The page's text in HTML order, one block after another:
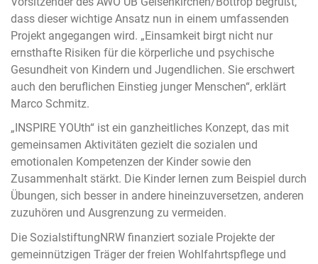
dass dieser wichtige Ansatz nun in einem umfassenden
Projekt angegangen wird. „Einsamkeit birgt nicht nur
ernsthafte Risiken für die körperliche und psychische
Gesundheit von Kindern und Jugendlichen. Sie erschwert
auch den beruflichen Einstieg junger Menschen“, erklärt
Marco Schmitz.
„INSPIRE YOUth“ ist ein ganzheitliches Konzept, das mit
gemeinsamen Aktivitäten gezielt die sozialen und
emotionalen Kompetenzen der Kinder sowie den
Zusammenhalt stärkt. Die Kinder lernen zum Beispiel durch
Übungen, sich besser in andere hineinzuversetzen, anderen
zuzuhören und Ausgrenzung zu vermeiden.
Die SozialstiftungNRW finanziert soziale Projekte der
gemeinnützigen Träger der freien Wohlfahrtspflege und